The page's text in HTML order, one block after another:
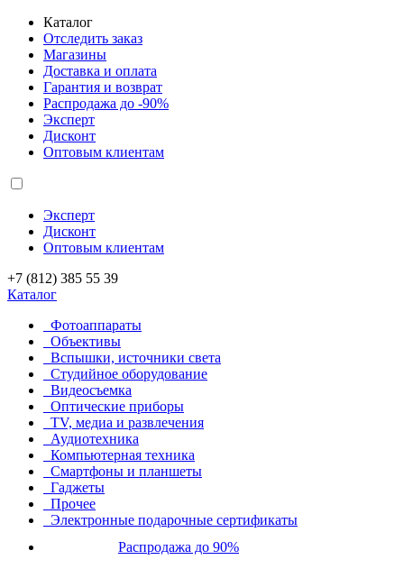
Каталог
Отследить заказ
Магазины
Доставка и оплата
Гарантия и возврат
Распродажа до -90%
Эксперт
Дисконт
Оптовым клиентам
Эксперт
Дисконт
Оптовым клиентам
+7 (812) 385 55 39
Каталог
Фотоаппараты
Объективы
Вспышки, источники света
Студийное оборудование
Видеосъемка
Оптические приборы
TV, медиа и развлечения
Аудиотехника
Компьютерная техника
Смартфоны и планшеты
Гаджеты
Прочее
Электронные подарочные сертификаты
Распродажа до 90%